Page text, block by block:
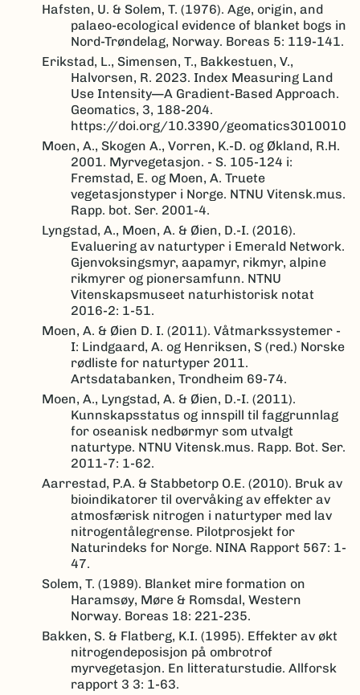
Hafsten, U. & Solem, T. (1976). Age, origin, and
palaeo-ecological evidence of blanket bogs in
Nord-Trøndelag, Norway. Boreas 5: 119-141.
Erikstad, L., Simensen, T., Bakkestuen, V.,
Halvorsen, R. 2023. Index Measuring Land
Use Intensity—A Gradient-Based Approach.
Geomatics, 3, 188-204.
https://doi.org/10.3390/geomatics3010010
Moen, A., Skogen A., Vorren, K.-D. og Økland, R.H.
2001. Myrvegetasjon. - S. 105-124 i:
Fremstad, E. og Moen, A. Truete
vegetasjonstyper i Norge. NTNU Vitensk.mus.
Rapp. bot. Ser. 2001-4.
Lyngstad, A., Moen, A. & Øien, D.-I. (2016).
Evaluering av naturtyper i Emerald Network.
Gjenvoksingsmyr, aapamyr, rikmyr, alpine
rikmyrer og pionersamfunn. NTNU
Vitenskapsmuseet naturhistorisk notat
2016-2: 1-51.
Moen, A. & Øien D. I. (2011). Våtmarkssystemer -
I: Lindgaard, A. og Henriksen, S (red.) Norske
rødliste for naturtyper 2011.
Artsdatabanken, Trondheim 69-74.
Moen, A., Lyngstad, A. & Øien, D.-I. (2011).
Kunnskapsstatus og innspill til faggrunnlag
for oseanisk nedbørmyr som utvalgt
naturtype. NTNU Vitensk.mus. Rapp. Bot. Ser.
2011-7: 1-62.
Aarrestad, P.A. & Stabbetorp O.E. (2010). Bruk av
bioindikatorer til overvåking av effekter av
atmosfærisk nitrogen i naturtyper med lav
nitrogentålegrense. Pilotprosjekt for
Naturindeks for Norge. NINA Rapport 567: 1-
47.
Solem, T. (1989). Blanket mire formation on
Haramsøy, Møre & Romsdal, Western
Norway. Boreas 18: 221-235.
Bakken, S. & Flatberg, K.I. (1995). Effekter av økt
nitrogendeposisjon på ombrotrof
myrvegetasjon. En litteraturstudie. Allforsk
rapport 3 3: 1-63.